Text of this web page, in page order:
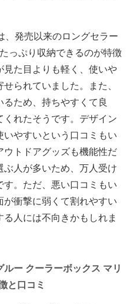
、発売以来のロングセラー
っぷり収納できるのが特徴
見た目よりも軽く、使いや
られていました。また、
ため、持ちやすくて良
くれたそうです。デザイン
いやすいという口コミもい
ウトドアグッズも機能性だ
人が多いため、万人受け
。ただ、悪い口コミもい
が衝撃に弱くて割れやすい
人には不向きかもしれま
ー クーラーボックス マリ
と口コミ